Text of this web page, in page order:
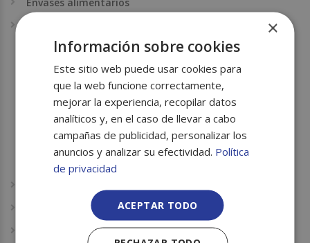
Antigrasa
Parafinado
Papel alimentario antigrasa
Laminado
Perla
Confitero
Film alimentario
Film para paletizar
×
Información sobre cookies
Este sitio web puede usar cookies para
que la web funcione correctamente,
mejorar la experiencia, recopilar datos
analíticos y, en el caso de llevar a cabo
campañas de publicidad, personalizar los
anuncios y analizar su efectividad. Política
de privacidad
ACEPTAR TODO